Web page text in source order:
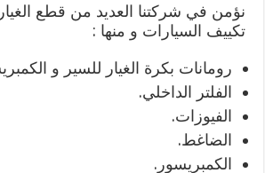
نؤمن في شركتنا العديد من قطع الغيار
تكييف السيارات و منها :
رومانات بكرة الغيار للسير و
الفلتر الداخلي.
الفيوزات.
الضاغط.
الكمبريسور.